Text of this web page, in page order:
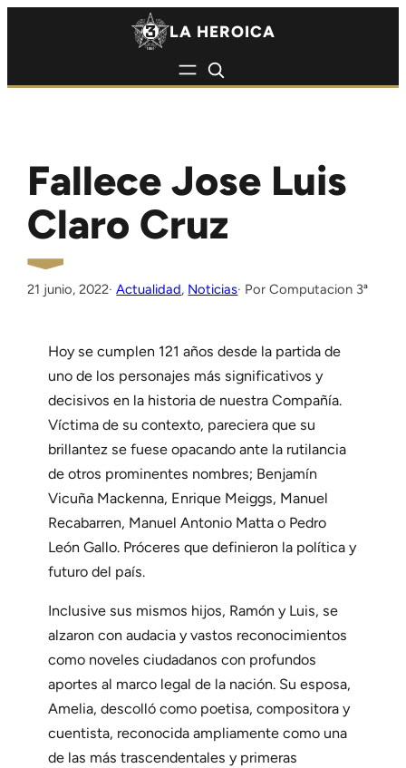
LA HEROICA
Fallece Jose Luis
Claro Cruz
21 junio, 2022·Actualidad, Noticias Computacion 3ª
Hoy se cumplen 121 años desde la partida de
uno de los personajes más significativos y
decisivos en la historia de nuestra Compañía.
Víctima de su contexto, pareciera que su
brillantez se fuese opacando ante la rutilancia
de otros prominentes nombres; Benjamín
Vicuña Mackenna, Enrique Meiggs, Manuel
Recabarren, Manuel Antonio Matta o Pedro
León Gallo. Próceres que definieron la política y
futuro del país.
Inclusive sus mismos hijos, Ramón y Luis, se
alzaron con audacia y vastos reconocimientos
como noveles ciudadanos con profundos
aportes al marco legal de la nación. Su esposa,
Amelia, descolló como poetisa, compositora y
cuentista, reconocida ampliamente como una
de las más trascendentales y primeras